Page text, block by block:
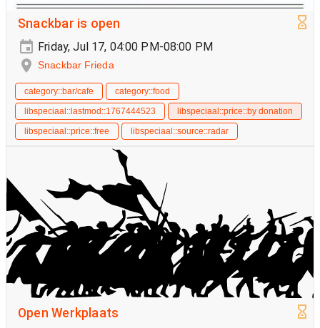
Snackbar is open
Friday, Jul 17, 04:00 PM-08:00 PM
Snackbar Frieda
category::bar/cafe
category::food
libspeciaal::lastmod::1767444523
libspeciaal::price::by donation
libspeciaal::price::free
libspeciaal::source::radar
Open Werkplaats